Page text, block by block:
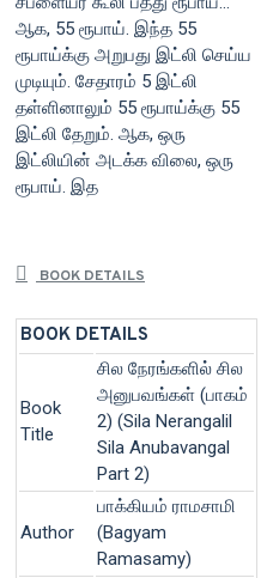
ஆக, 55 ரூபாய். இந்த 55
ரூபாய்க்கு அறுபது இட்லி செய்ய
முடியும். சேதாரம் 5 இட்லி
தள்ளினாலும் 55 ரூபாய்க்கு 55
இட்லி தேறும். ஆக, ஒரு
இட்லியின் அடக்க விலை, ஒரு
ரூபாய். இத
BOOK DETAILS
BOOK DETAILS
Book
Title
சில நேரங்களில் சில
அனுபவங்கள் (பாகம்
2) (Sila Nerangalil
Sila Anubavangal
Part 2)
Author
பாக்கியம் ராமசாமி
(Bagyam
Ramasamy)